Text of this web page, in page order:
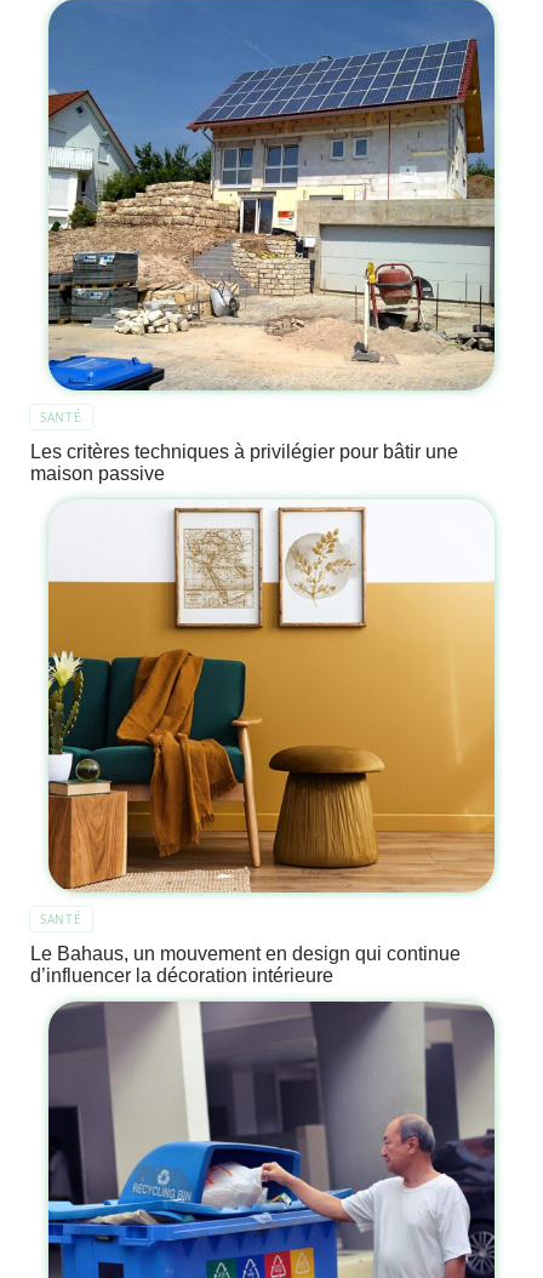
SANTÉ
Les critères techniques à privilégier pour bâtir une
maison passive
SANTÉ
Le Bahaus, un mouvement en design qui continue
d’influencer la décoration intérieure